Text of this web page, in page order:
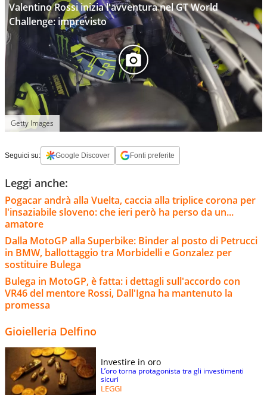
Valentino Rossi inizia l'avventura nel GT World
Challenge: imprevisto
Getty Images
Seguici su: Google Discover Fonti preferite
Leggi anche:
Pogacar andrà alla Vuelta, caccia alla triplice corona per
l'insaziabile sloveno: che ieri però ha perso da un...
amatore
Dalla MotoGP alla Superbike: Binder al posto di Petrucci
in BMW, ballottaggio tra Morbidelli e Gonzalez per
sostituire Bulega
Bulega in MotoGP, è fatta: i dettagli sull'accordo con
VR46 del mentore Rossi, Dall'Igna ha mantenuto la
promessa
Gioielleria Delfino
Investire in oro
L’oro torna protagonista tra gli investimenti
sicuri
LEGGI